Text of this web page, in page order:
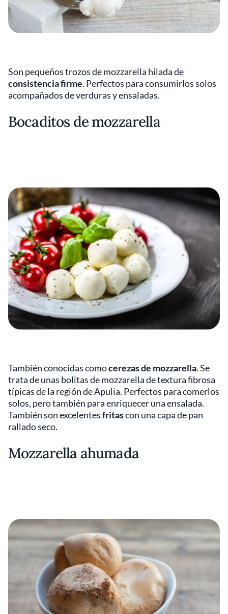
Son pequeños trozos de mozzarella hilada de
consistencia firme. Perfectos para consumirlos solos
acompañados de verduras y ensaladas.
Bocaditos de mozzarella
También conocidas comocerezas de mozzarella. Se
trata de unas bolitas de mozzarella de textura fibrosa
típicas de la región de Apulia. Perfectos para comerlos
solos, pero también para enriquecer una ensalada.
También son excelentesfritascon una capa de pan
rallado seco.
Mozzarella ahumada